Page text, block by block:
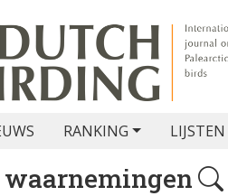
RANKING LIJSTEN
waarnemingen